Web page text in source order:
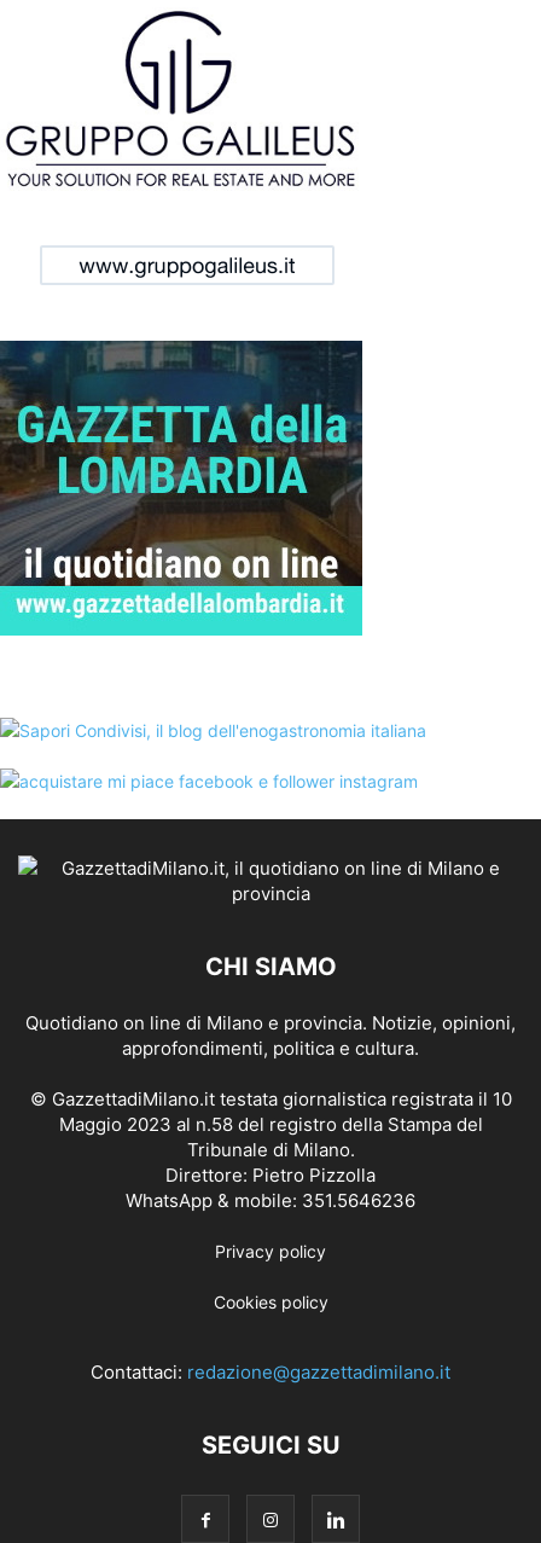
CHI SIAMO
Quotidiano on line di Milano e provincia. Notizie, opinioni,
approfondimenti, politica e cultura.
© GazzettadiMilano.it testata giornalistica registrata il 10
Maggio 2023 al n.58 del registro della Stampa del
Tribunale di Milano.
Direttore: Pietro Pizzolla
WhatsApp & mobile: 351.5646236
Privacy policy
Cookies policy
Contattaci: redazione@gazzettadimilano.it
SEGUICI SU